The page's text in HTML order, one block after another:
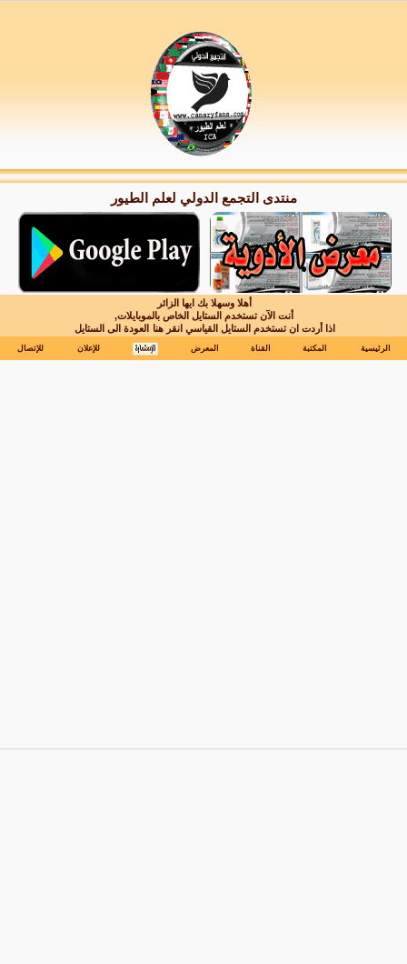
منتدى التجمع الدولي لعلم الطيور
أهلا وسهلا بك ايها الزائر
أنت الآن تستخدم الستايل الخاص بالموبايلات,
اذا أردت ان تستخدم الستايل القياسي انقر هنا العودة الى الستايل
الرئيسية المكتبة القناة المعرض للإعلان للإتصال